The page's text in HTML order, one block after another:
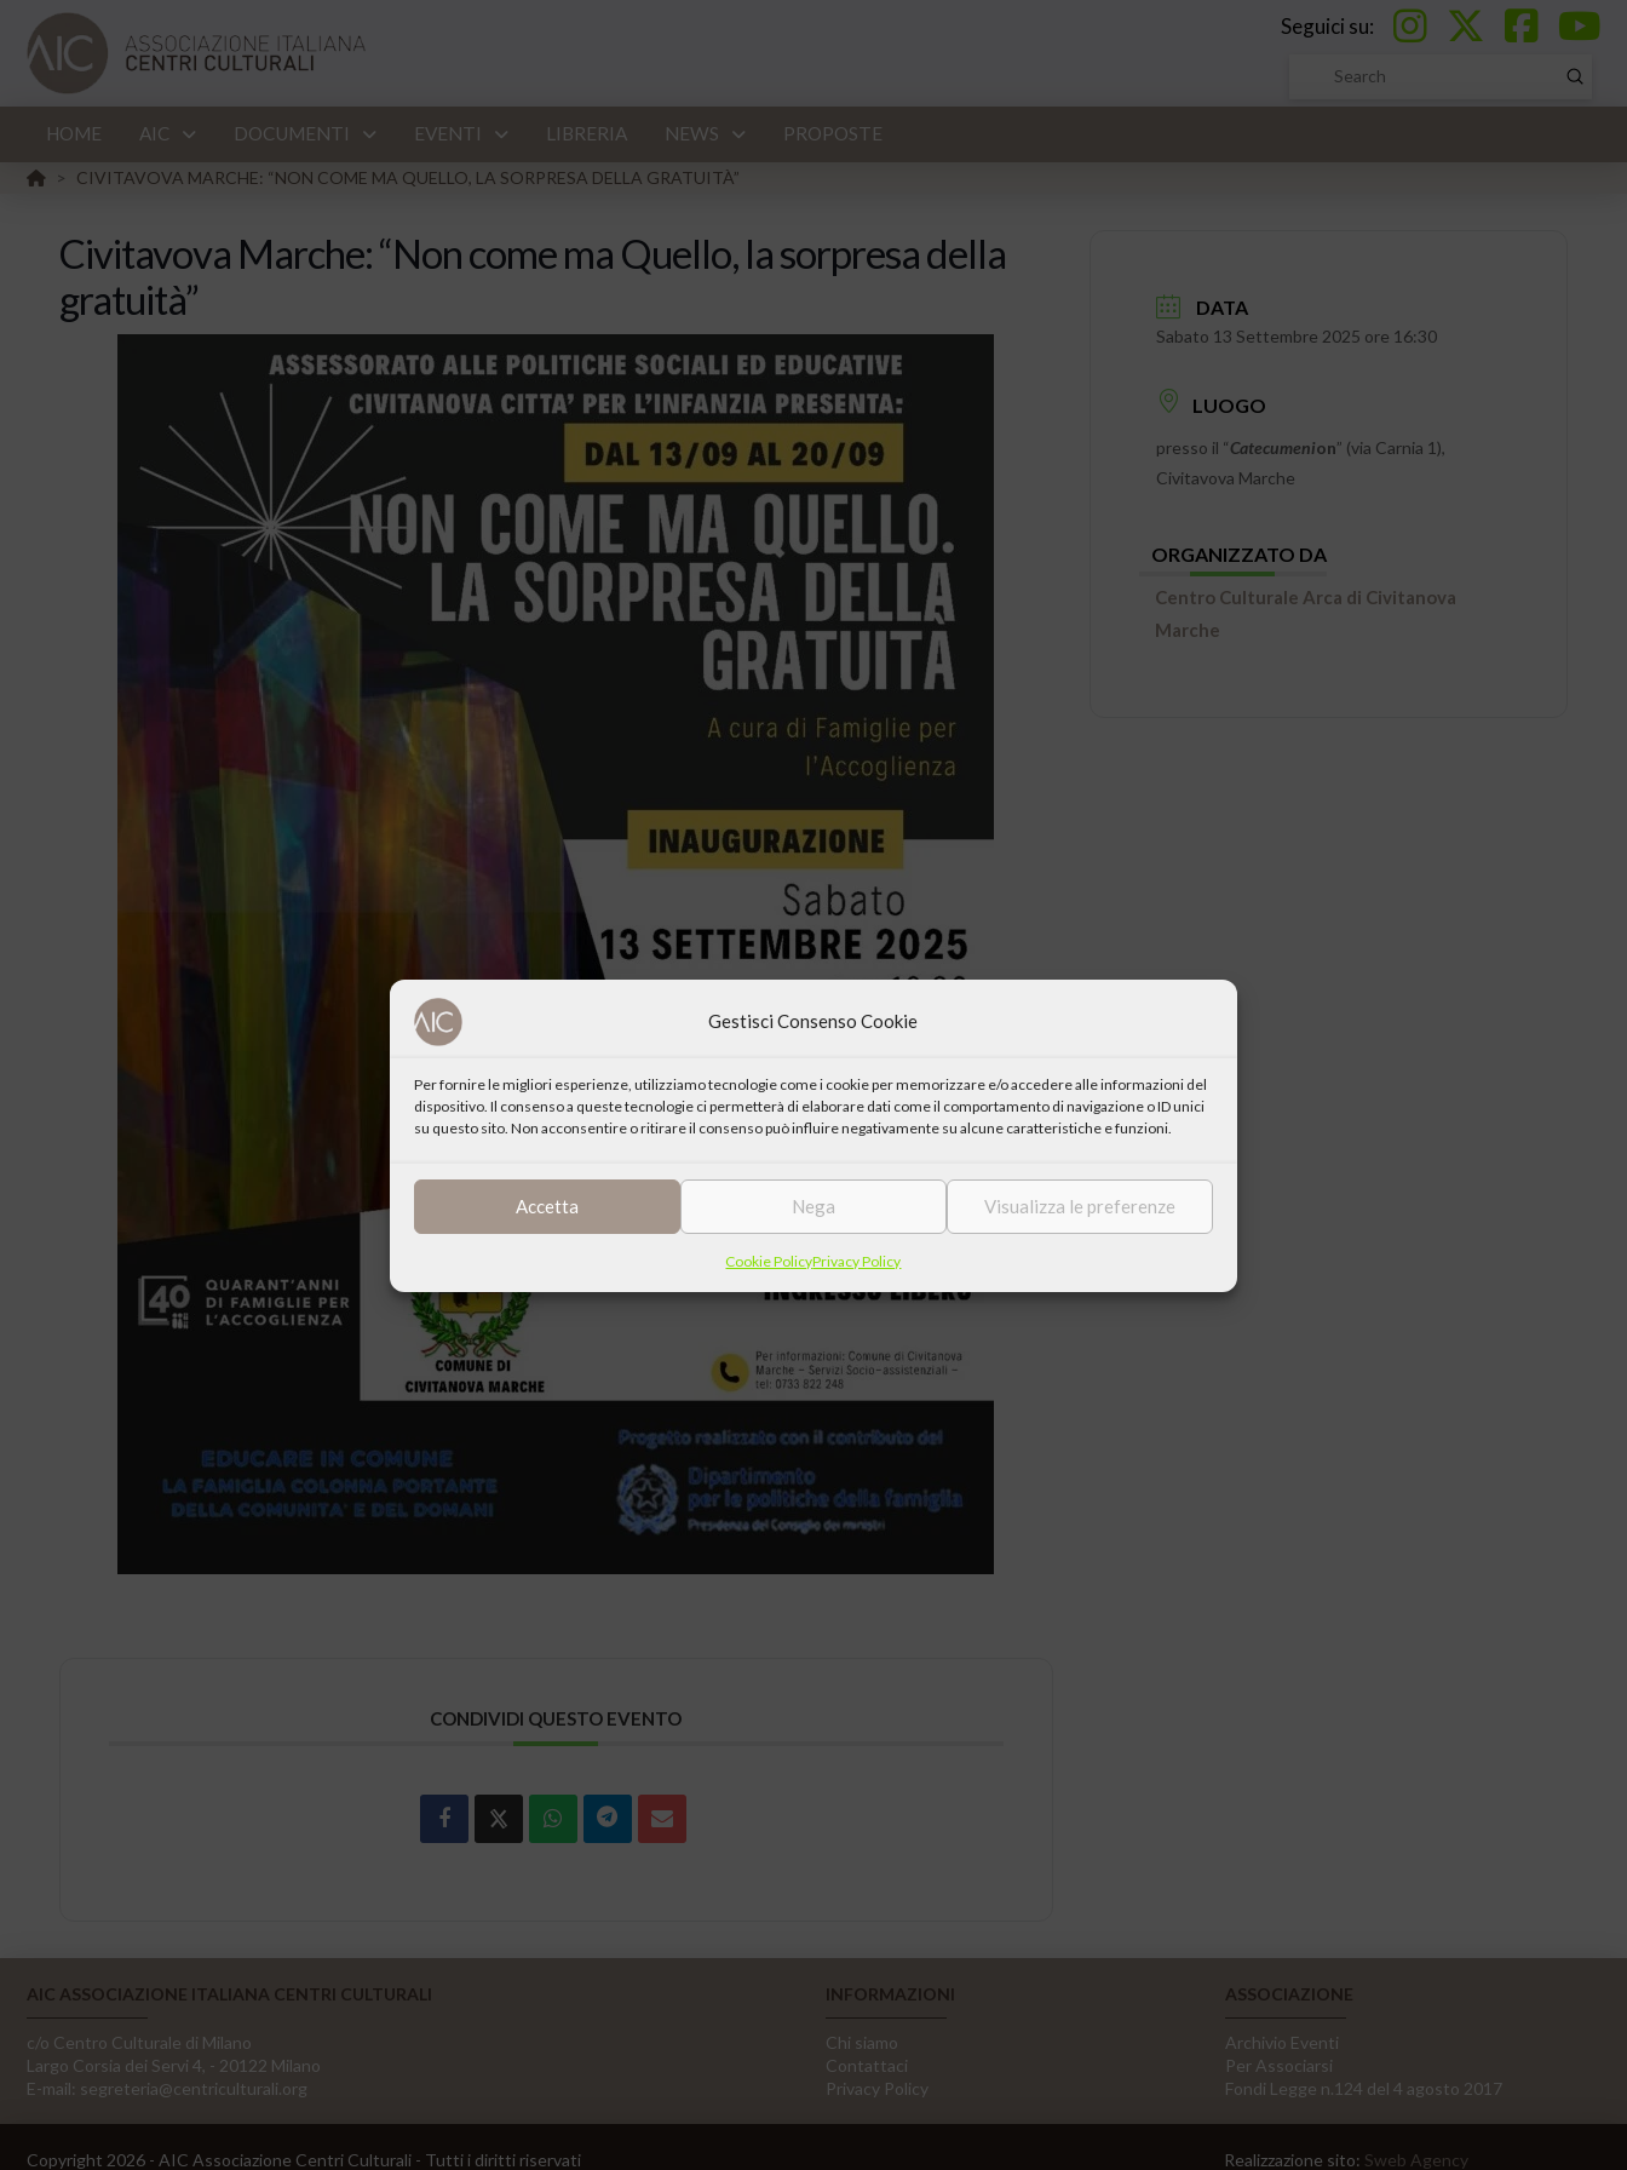
Gestisci Consenso Cookie
Per fornire le migliori esperienze, utilizziamo tecnologie come i cookie per memorizzare e/o accedere alle informazioni del
dispositivo. Il consenso a queste tecnologie ci permetterà di elaborare dati come il comportamento di navigazione o ID unici
su questo sito. Non acconsentire o ritirare il consenso può influire negativamente su alcune caratteristiche e funzioni.
Accetta Nega Visualizza le preferenze
Cookie PolicyPrivacy Policy
Seguici su:
Search
Submit
HOME AIC DOCUMENTI EVENTI LIBRERIA NEWS PROPOSTE
HOME
> CIVITAVOVA MARCHE: “NON COME MA QUELLO, LA SORPRESA DELLA GRATUITÀ”
Civitavova Marche: “Non come ma Quello, la sorpresa della
gratuità”
CONDIVIDI QUESTO EVENTO
DATA
Sabato 13 Settembre 2025 ore 16:30
LUOGO
presso il “Catecumenion” (via Carnia 1),
Civitavova Marche
ORGANIZZATO DA
Centro Culturale Arca di Civitanova
Marche
AIC ASSOCIAZIONE ITALIANA CENTRI CULTURALI
c/o Centro Culturale di Milano
Largo Corsia dei Servi 4, - 20122 Milano
E-mail: segreteria@centriculturali.org
INFORMAZIONI
Chi siamo
Contattaci
Privacy Policy
ASSOCIAZIONE
Archivio Eventi
Per Associarsi
Fondi Legge n.124 del 4 agosto 2017
Copyright 2026 - AIC Associazione Centri Culturali - Tutti i diritti riservati Realizzazione sito: Sweb Agency